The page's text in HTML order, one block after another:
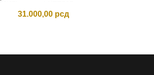
31.000,00 рсд